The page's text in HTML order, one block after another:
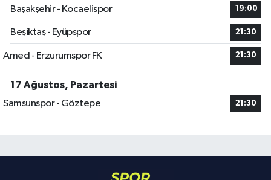
Başakşehir - Kocaelispor
19:00
Beşiktaş - Eyüpspor 21:30
Amed - Erzurumspor FK 21:30
17 Ağustos, Pazartesi
Samsunspor - Göztepe
21:30